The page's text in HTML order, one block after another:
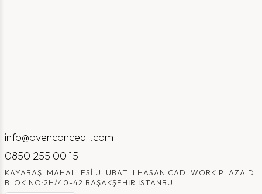
info@ovenconcept.com
0850 255 00 15
KAYABAŞI MAHALLESI ULUBATLI HASAN CAD. WORK PLAZA D
BLOK NO:2H/40-42 BAŞAKŞEHIR İSTANBUL